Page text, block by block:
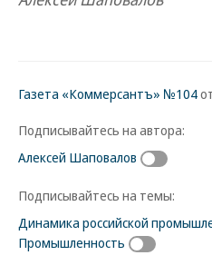
Газета «Коммерсантъ» №104
Подписывайтесь на автора:
Алексей Шаповалов
Подписывайтесь на темы:
Динамика российской
Промышленность